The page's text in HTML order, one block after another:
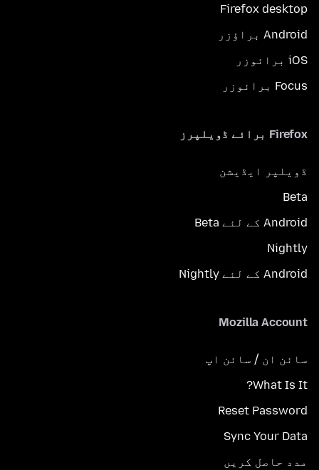
Firefox desktop
Android براؤزر
iOS برائوزر
Focus برائوزر
Firefox برائے ڈویلپرز
ڈویلپر ایڈیشن
Beta
Android کے لئے Beta
Nightly
Android کے لئے Nightly
Mozilla Account
سائن ان / سائن اپ
What Is It?
Reset Password
Sync Your Data
مدد حاصل کریں